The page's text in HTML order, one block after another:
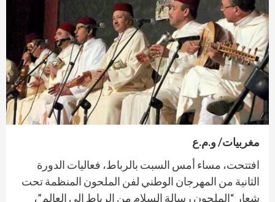
مغربيات/ و.م.ع
افتتحت، مساء أمس السبت بالرباط، فعاليات الدورة
الثانية من المهرجان الوطني لفن الملحون المنظمة تحت
شعار “الملحون رسالة السلام من الرباط إلى العالم”،